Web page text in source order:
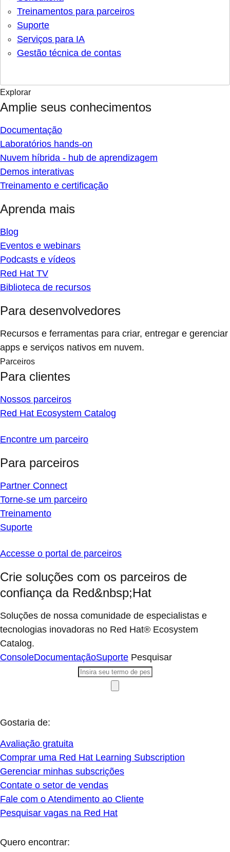
Treinamentos para parceiros
Suporte
Serviços para IA
Gestão técnica de contas
Explorar
Amplie seus conhecimentos
Documentação
Laboratórios hands-on
Nuvem híbrida - hub de aprendizagem
Demos interativas
Treinamento e certificação
Aprenda mais
Blog
Eventos e webinars
Podcasts e vídeos
Red Hat TV
Biblioteca de recursos
Para desenvolvedores
Recursos e ferramentas para criar, entregar e gerenciar
apps e serviços nativos em nuvem.
Parceiros
Para clientes
Nossos parceiros
Red Hat Ecosystem Catalog
Encontre um parceiro
Para parceiros
Partner Connect
Torne-se um parceiro
Treinamento
Suporte
Accesse o portal de parceiros
Crie soluções com os parceiros de
confiança da Red&nbsp;Hat
Soluções de nossa comunidade de especialistas e
tecnologias inovadoras no Red Hat® Ecosystem
Catalog.
ConsoleDocumentaçãoSuporte Pesquisar
Gostaria de:
Avaliação gratuita
Comprar uma Red Hat Learning Subscription
Gerenciar minhas subscrições
Contate o setor de vendas
Fale com o Atendimento ao Cliente
Pesquisar vagas na Red Hat
Quero encontrar: